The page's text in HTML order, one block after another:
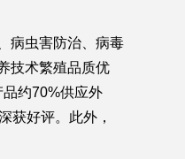
病虫害防治、病毒
技术繁殖品质优
约70%供应外
获好评。此外，